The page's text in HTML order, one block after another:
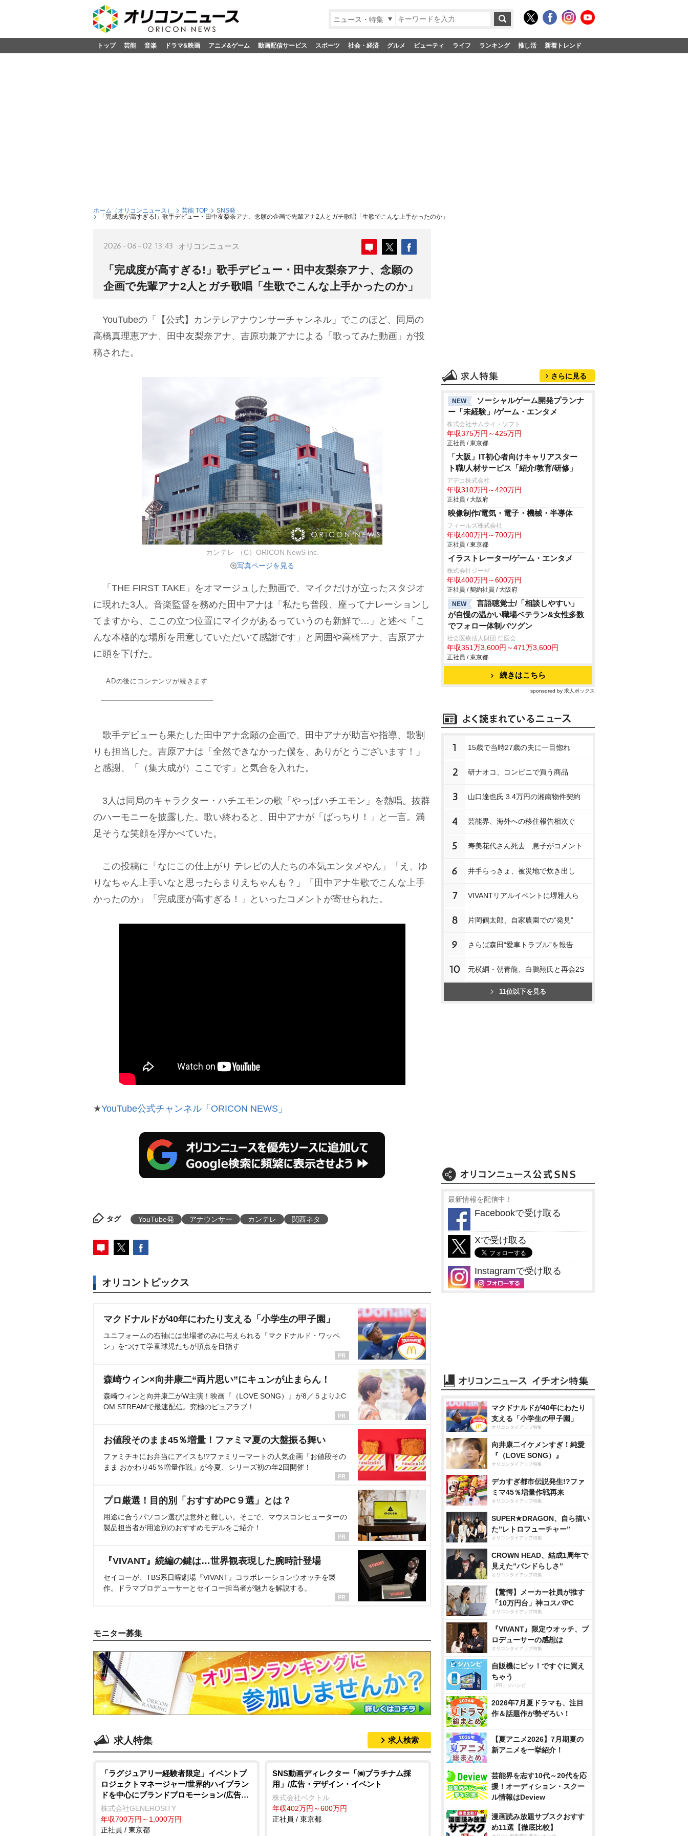
ニュース・特集
トップ 芸能 音楽 ドラマ&映画 アニメ&ゲーム 動画配信サービス スポーツ 社会・経済 グルメ ビューティ ライフ ランキング 推し活 新着トレンド
ホーム（オリコンニュース） 芸能 TOP
SNS発
「完成度が高すぎる!」歌手デビュー・田中友梨奈アナ、念願の企画で先輩アナ2人とガチ歌唱「生歌でこんな上手かったのか」
2026-06-02 13:43 オリコンニュース
「完成度が高すぎる!」歌手デビュー・田中友梨奈アナ、念願の
企画で先輩アナ2人とガチ歌唱「生歌でこんな上手かったのか」
YouTubeの「【公式】カンテレアナウンサーチャンネル」でこのほど、同局の
高橋真理恵アナ、田中友梨奈アナ、吉原功兼アナによる「歌ってみた動画」が投
稿された。
カンテレ （C）ORICON NewS inc.
写真ページを見る
「THE FIRST TAKE」をオマージュした動画で、マイクだけが立ったスタジオ
に現れた3人。音楽監督を務めた田中アナは「私たち普段、座ってナレーションし
てますから、ここの立つ位置にマイクがあるっていうのも新鮮で…」と述べ「こ
んな本格的な場所を用意していただいて感謝です」と周囲や高橋アナ、吉原アナ
に頭を下げた。
ADの後にコンテンツが続きます
歌手デビューも果たした田中アナ念願の企画で、田中アナが助言や指導、歌割
りも担当した。吉原アナは「全然できなかった僕を、ありがとうございます！」
と感謝、「（集大成が）ここです」と気合を入れた。
3人は同局のキャラクター・ハチエモンの歌「やっぱハチエモン」を熱唱。抜群
のハーモニーを披露した。歌い終わると、田中アナが「ばっちり！」と一言。満
足そうな笑顔を浮かべていた。
この投稿に「なにこの仕上がり テレビの人たちの本気エンタメやん」「え、ゆ
りなちゃん上手いなと思ったらまりえちゃんも？」「田中アナ生歌でこんな上手
かったのか」「完成度が高すぎる！」といったコメントが寄せられた。
★YouTube公式チャンネル「ORICON NEWS」
タグ YouTube発 アナウンサー カンテレ 関西ネタ
オリコントピックス
マクドナルドが40年にわたり支える「小学生の甲子園」
ユニフォームの右袖には出場者のみに与えられる「マクドナルド・ワッペ
ン」をつけて学童球児たちが頂点を目指す
森崎ウィン×向井康二“両片思い”にキュンが止まらん！
森崎ウィンと向井康二がW主演！映画『（LOVE SONG）』が8／５よりJ:C
OM STREAMで最速配信。究極のピュアラブ！
お値段そのまま45％増量！ファミマ夏の大盤振る舞い
ファミチキにお弁当にアイスも!?ファミリーマートの人気企画「お値段その
まま おかわり45％増量作戦」が今夏、シリーズ初の年2回開催！
プロ厳選！目的別「おすすめPC９選」とは？
用途に合うパソコン選びは意外と難しい。そこで、マウスコンピューターの
製品担当者が用途別のおすすめモデルをご紹介！
『VIVANT』続編の鍵は…世界観表現した腕時計登場
セイコーが、TBS系日曜劇場『VIVANT』コラボレーションウオッチを製
作。ドラマプロデューサーとセイコー担当者が魅力を解説する。
モニター募集
求人特集 求人検索
「ラグジュアリー経験者限定」イベントプ
ロジェクトマネージャー/世界的ハイブラン
ドを中心にブランドプロモーション/広告・
デザイン・イベント
株式会社GENEROSITY
年収700万円～1,000万円
正社員 / 東京都
SNS動画ディレクター「㈱プラチナム採
用」/広告・デザイン・イベント
株式会社ベクトル
年収402万円～600万円
正社員 / 東京都
さらに見る
NEW
ソーシャルゲーム開発プランナ
ー「未経験」/ゲーム・エンタメ
株式会社サムライ・ソフト
年収375万円～425万円
正社員 / 東京都
「大阪」IT初心者向けキャリアスター
ト職/人材サービス「紹介/教育/研修」
アデコ株式会社
年収310万円～420万円
正社員 / 大阪府
映像制作/電気・電子・機械・半導体
フィールズ株式会社
年収400万円～700万円
正社員 / 東京都
イラストレーター/ゲーム・エンタメ
株式会社ジーゼ
年収400万円～600万円
正社員 / 契約社員 / 大阪府
NEW
言語聴覚士/「相談しやすい」
が自慢の温かい職場ベテラン&女性多数
でフォロー体制バツグン
社会医療法人財団 仁医会
年収351万3,600円～471万3,600円
正社員 / 東京都
続きはこちら
sponsored by 求人ボックス
1 15歳で当時27歳の夫に一目惚れ
2 研ナオコ、コンビニで買う商品
3 山口達也氏 3.4万円の湘南物件契約
4 芸能界、海外への移住報告相次ぐ
5 寿美花代さん死去 息子がコメント
6 井手らっきょ、被災地で炊き出し
7 VIVANTリアルイベントに堺雅人ら
8 片岡鶴太郎、自家農園での“発見”
9 さらば森田“愛車トラブル”を報告
10 元横綱・朝青龍、白鵬翔氏と再会2S
11位以下を見る
最新情報を配信中！
Facebookで受け取る
Xで受け取る
Instagramで受け取る
マクドナルドが40年にわたり
支える「小学生の甲子園」
オリコンタイアップ特集
向井康二イケメンすぎ！純愛
『（LOVE SONG）』
オリコンタイアップ特集
デカすぎ都市伝説発生!?ファ
ミマ45％増量作戦再来
オリコンタイアップ特集
SUPER★DRAGON、自ら描い
た”レトロフューチャー”
オリコンタイアップ特集
CROWN HEAD、結成1周年で
見えた”バンドらしさ”
オリコンタイアップ特集
【驚愕】メーカー社員が推す
「10万円台」神コスパPC
オリコンタイアップ特集
『VIVANT』限定ウオッチ、プ
ロデューサーの感想は
オリコンタイアップ特集
自販機にピッ！ですぐに買え
ちゃう
（PR）ジハンピ
2026年7月夏ドラマも、注目
作＆話題作が勢ぞろい！
【夏アニメ2026】7月期夏の
新アニメを一挙紹介！
芸能界を志す10代～20代を応
援！オーディション・スクー
ル情報はDeview
漫画読み放題サブスクおすす
め11選【徹底比較】